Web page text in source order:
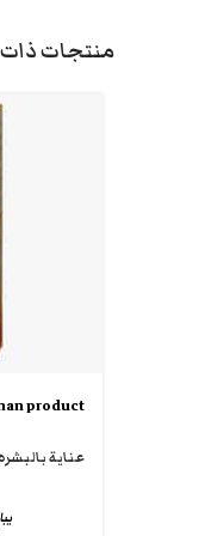
منتجات
عناية بالبشره